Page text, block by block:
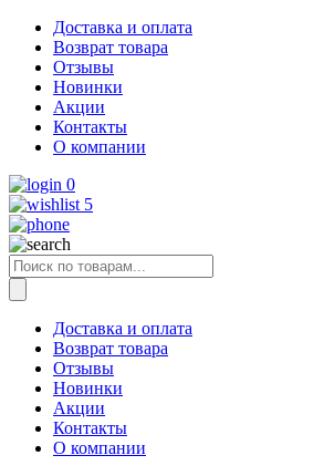
Доставка и оплата
Возврат товара
Отзывы
Новинки
Акции
Контакты
О компании
0
5
Поиск
товаров
Доставка и оплата
Возврат товара
Отзывы
Новинки
Акции
Контакты
О компании